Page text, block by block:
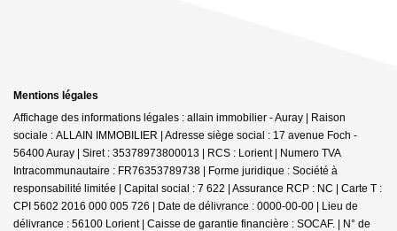
Mentions légales
Affichage des informations légales : allain immobilier - Auray | Raison
sociale : ALLAIN IMMOBILIER | Adresse siège social : 17 avenue Foch -
56400 Auray | Siret : 35378973800013 | RCS : Lorient | Numero TVA
Intracommunautaire : FR76353789738 | Forme juridique : Société à
responsabilité limitée | Capital social : 7 622 | Assurance RCP : NC | Carte T :
CPI 5602 2016 000 005 726 | Date de délivrance : 0000-00-00 | Lieu de
délivrance : 56100 Lorient | Caisse de garantie financière : SOCAF. | N° de